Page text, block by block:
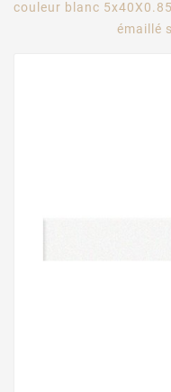
couleur blanc
émaillé